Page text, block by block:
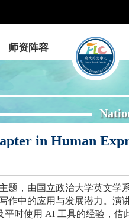
师资阵容
in Human
题，由国立政治大学英文学
作中的应用与发展潜力。演
平时使用 AI 工具的经验，借